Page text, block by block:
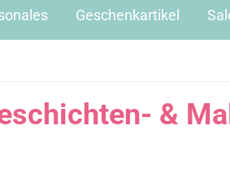
Geschenkartikel
&